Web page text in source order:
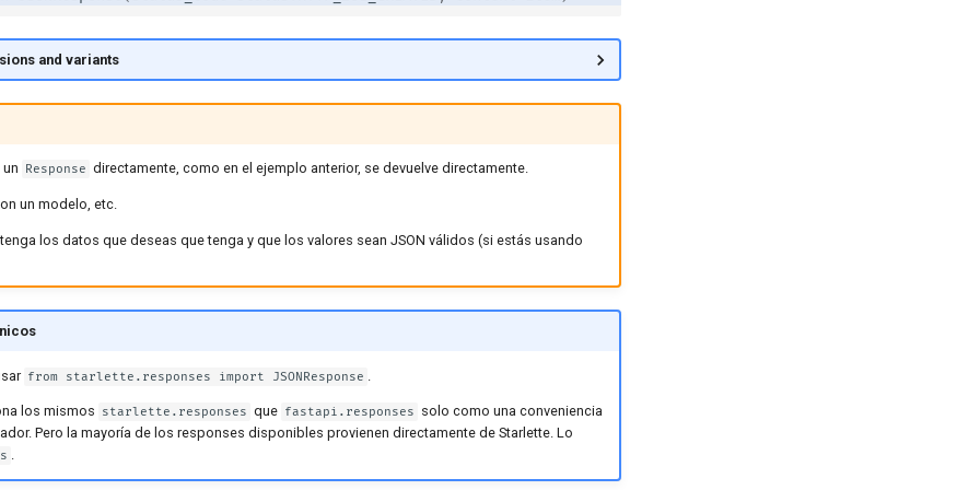
and variants
Response directamente, como en el ejemplo anterior, se devuelve directamente.
un modelo, etc.
los datos que deseas que tenga y que los valores sean JSON válidos (si estás usando
from starlette.responses import JSONResponse
los mismos starlette.responses que fastapi.responses
solo como una conveniencia
Pero la mayoría de los responses disponibles provienen directamente de Starlette. Lo
.